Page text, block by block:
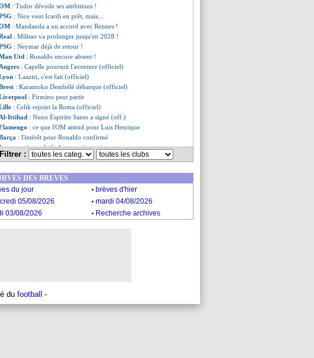
: Tudor dévoile ses ambitions !
: Nice veut Icardi en prêt, mais...
: Mandanda a un accord avec Rennes !
: Militao va prolonger jusqu'en 2028 !
: Neymar déjà de retour !
Utd : Ronaldo encore absent !
Angers : Capelle poursuit l'aventure (officiel)
: Laaziri, c'est fait (officiel)
: Karamoko Dembélé débarque (officiel)
: Firmino peut partir
: Celik rejoint la Roma (officiel)
Al-Ittihad : Nuno Espirito Santo a signé (off.)
: ce que l'OM attend pour Luis Henrique
: l'intérêt pour Ronaldo confirmé
: un jeune latéral marocain va signer
Rennes : le Bayern recalé pour Tel
Liste des brèves du dim. 3 juillet 2022
Filtrer :
DES BREVES
du jour . brèves d'hier
05/08/2026 . mardi 04/08/2026
03/08/2026 . Recherche archives
du football -